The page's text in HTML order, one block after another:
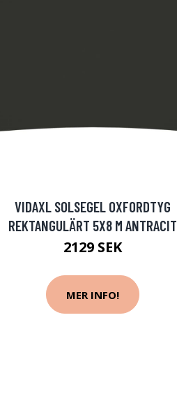
VIDAXL SOLSEGEL OXFORDTYG
REKTANGULÄRT 5X8 M ANTRACIT
2129 SEK
MER INFO!